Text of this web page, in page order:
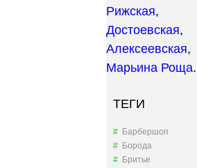
Рижская,
Достоевская,
Алексеевская,
Марьина Роща.
ТЕГИ
Барбершоп
Борода
Бритье